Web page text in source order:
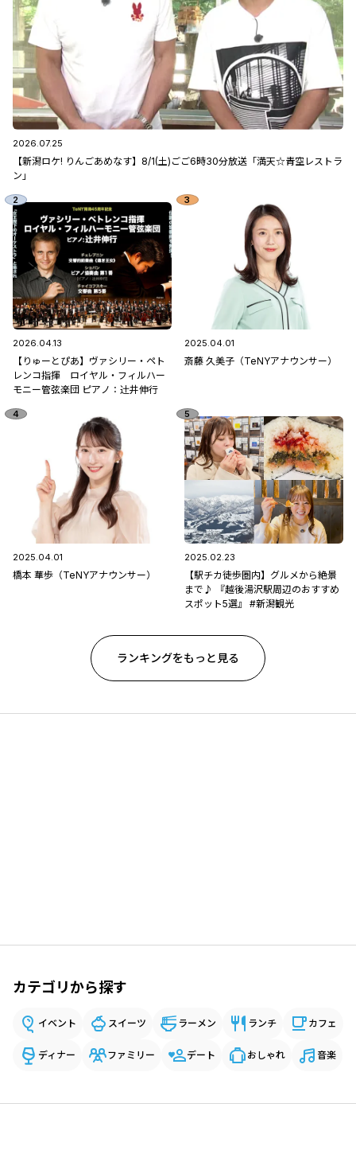
2026.07.25
【新潟ロケ! りんごあめなす】8/1(土)ごご6時30分放送「満天☆青空レストラ
ン」
2026.04.13
【りゅーとぴあ】ヴァシリー・ペト
レンコ指揮 ロイヤル・フィルハー
モニー管弦楽団 ピアノ：辻󠄀井伸行
2025.04.01
斎藤 久美子（TeNYアナウンサー）
2025.04.01
橋本 華歩（TeNYアナウンサー）
2025.02.23
【駅チカ徒歩圏内】グルメから絶景
まで♪ 『越後湯沢駅周辺のおすすめ
スポット5選』 #新潟観光
ランキングをもっと見る
カテゴリから探す
イベント スイーツ ラーメン ランチ カフェ
ディナー ファミリー デート おしゃれ 音楽